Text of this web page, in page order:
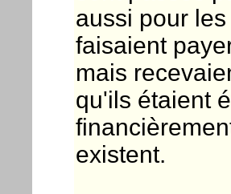
aussi pour
faisaient
mais
qu'ils étaient
existent.